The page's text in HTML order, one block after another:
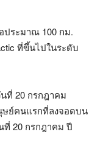
ประมาณ 100 กม.
ที่ขึ้นไปในระดับ
ที่ 20 กรกฎาคม
ษย์คนแรกที่ลงจอดบน
ที่ 20 กรกฎาคม ปี